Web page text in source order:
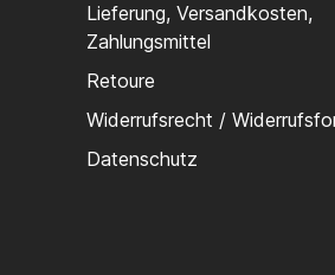
Lieferung, Versandkosten,
Zahlungsmittel
Retoure
Widerrufsrecht /
Datenschutz